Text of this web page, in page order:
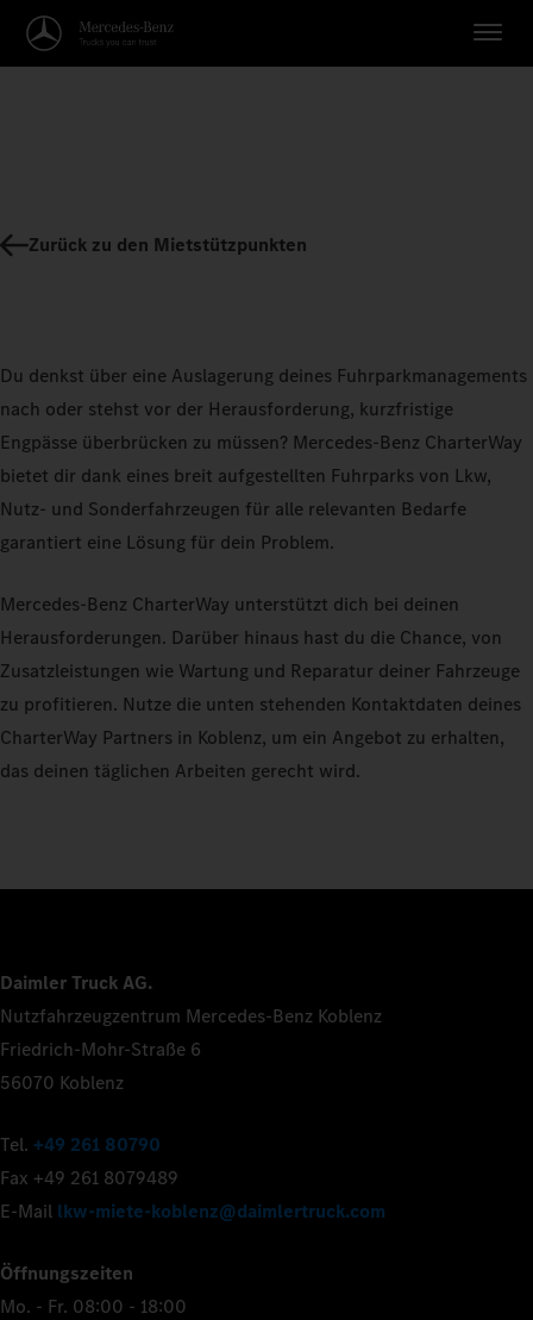
Zurück zu den Mietstützpunkten
Du denkst über eine Auslagerung deines Fuhrparkmanagements
nach oder stehst vor der Herausforderung, kurzfristige
Engpässe überbrücken zu müssen? Mercedes-Benz CharterWay
bietet dir dank eines breit aufgestellten Fuhrparks von Lkw,
Nutz- und Sonderfahrzeugen für alle relevanten Bedarfe
garantiert eine Lösung für dein Problem.
Mercedes-Benz CharterWay unterstützt dich bei deinen
Herausforderungen. Darüber hinaus hast du die Chance, von
Zusatzleistungen wie Wartung und Reparatur deiner Fahrzeuge
zu profitieren. Nutze die unten stehenden Kontaktdaten deines
CharterWay Partners in Koblenz, um ein Angebot zu erhalten,
das deinen täglichen Arbeiten gerecht wird.
Daimler Truck AG.
Nutzfahrzeugzentrum Mercedes-Benz Koblenz
Friedrich-Mohr-Straße 6
56070 Koblenz
Tel. +49 261 80790
Fax +49 261 8079489
E-Mail lkw-miete-koblenz@daimlertruck.com
Öffnungszeiten
Mo. - Fr. 08:00 - 18:00